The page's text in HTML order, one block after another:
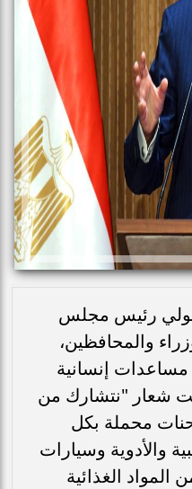
رئيس مجلس
والمحافظين،
مساعدات إنسانية
شعار "نتشارك من
محملة بكل
والأدوية وسيارات
الغذائية